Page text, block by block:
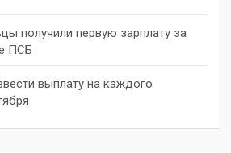
получили первую зарплату за
ПСБ
выплату на каждого